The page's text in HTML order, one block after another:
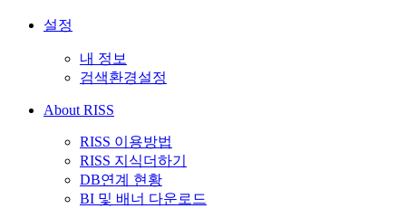
설정
내 정보
검색환경설정
About RISS
RISS 이용방법
RISS 지식더하기
DB연계 현황
BI 및 배너 다운로드